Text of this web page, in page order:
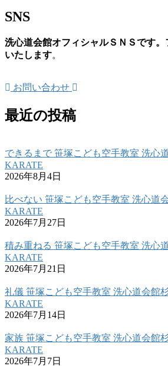
SNS
洗心道会館オフィシャルＳＮＳです
いたします。
お問い合わせ
最近の投稿
できるまで 笹塚こども空手教室 洗心
KARATE
2026年8月4日
比べない 笹塚こども空手教室 洗心道
KARATE
2026年7月27日
積み重ねる 笹塚こども空手教室 洗心
KARATE
2026年7月21日
礼儀 笹塚こども空手教室 洗心道会館
KARATE
2026年7月14日
家族 笹塚こども空手教室 洗心道会館
KARATE
2026年7月7日